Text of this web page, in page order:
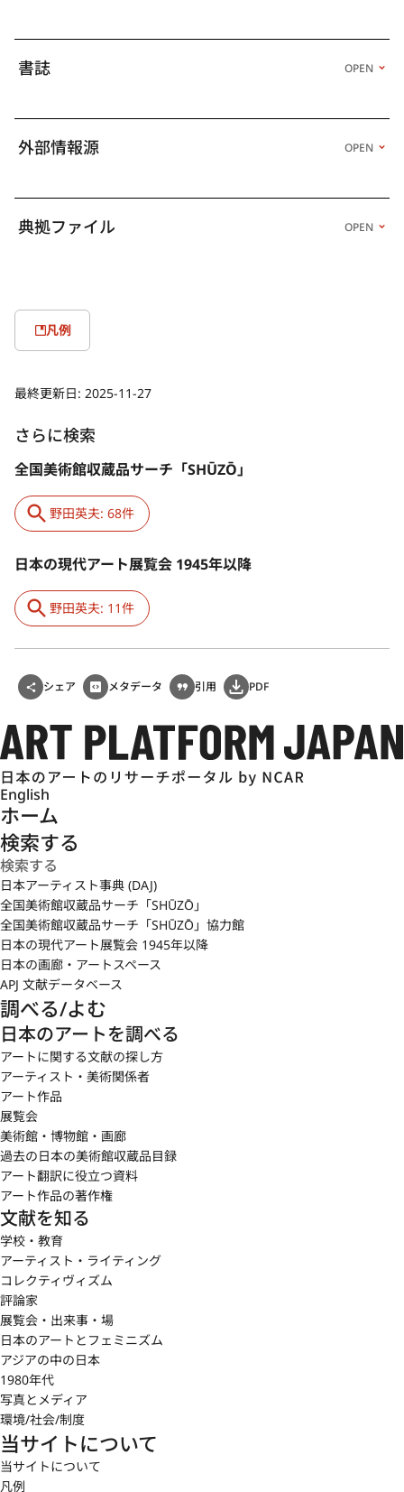
書誌 OPEN
外部情報源 OPEN
典拠ファイル OPEN
凡例
最終更新日: 2025-11-27
さらに検索
全国美術館収蔵品サーチ「SHŪZŌ」
野田英夫: 68件
日本の現代アート展覧会 1945年以降
野田英夫: 11件
シェア メタデータ 引用 PDF
English
ホーム
検索する
日本アーティスト事典 (DAJ)
全国美術館収蔵品サーチ「SHŪZŌ」
全国美術館収蔵品サーチ「SHŪZŌ」協力館
日本の現代アート展覧会 1945年以降
日本の画廊・アートスペース
APJ 文献データベース
調べる/よむ
日本のアートを調べる
アートに関する文献の探し方
アーティスト・美術関係者
アート作品
展覧会
美術館・博物館・画廊
過去の日本の美術館収蔵品目録
アート翻訳に役立つ資料
アート作品の著作権
文献を知る
学校・教育
アーティスト・ライティング
コレクティヴィズム
評論家
展覧会・出来事・場
日本のアートとフェミニズム
アジアの中の日本
1980年代
写真とメディア
環境/社会/制度
当サイトについて
当サイトについて
凡例